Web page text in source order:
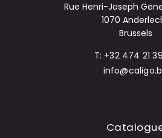
Rue Henri-Joseph
1070
Brussels
T: +32 474 21